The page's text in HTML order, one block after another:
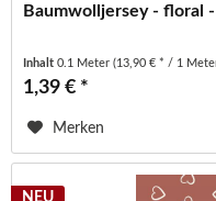
Baumwolljersey - floral
Inhalt0.1 Meter(13,90 € * / 1
1,39 € *
Merken